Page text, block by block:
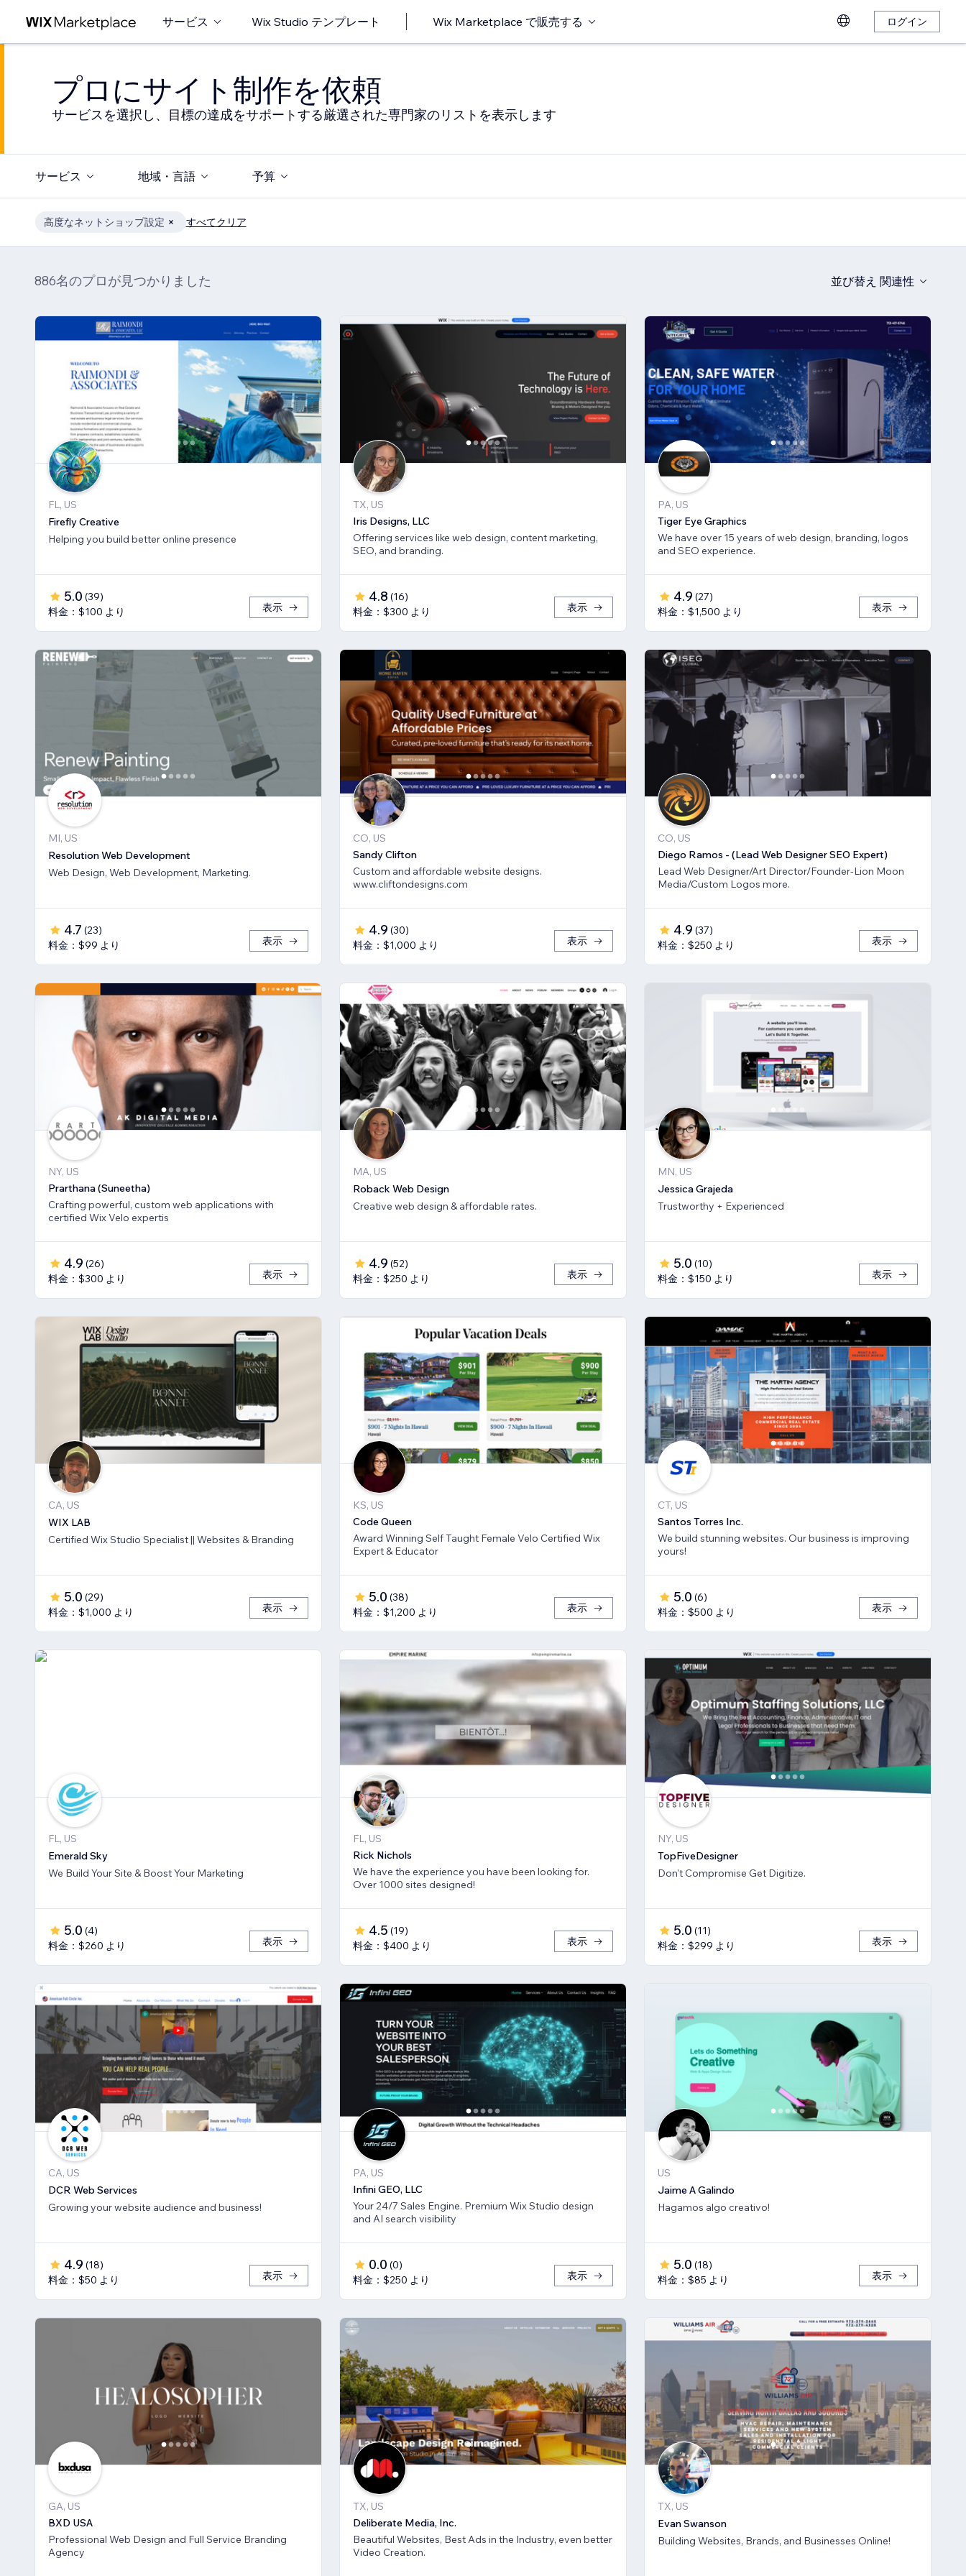
サービス Wix Studio テンプレート Wix Marketplace で販売する ログイン
プロにサイト制作を依頼
サービスを選択し、目標の達成をサポートする厳選された専門家のリストを表示します
サービス 地域・言語 予算
高度なネットショップ設定 すべてクリア
886名のプロが見つかりました 並び替え 関連性
FL, US
Firefly Creative
Helping you build better online presence
5.0 (39)
料金：$100 より
表示
TX, US
Iris Designs, LLC
Offering services like web design, content marketing,
SEO, and branding.
4.8 (16)
料金：$300 より
表示
PA, US
Tiger Eye Graphics
We have over 15 years of web design, branding, logos
and SEO experience.
4.9 (27)
料金：$1,500 より
表示
MI, US
Resolution Web Development
Web Design, Web Development, Marketing.
4.7 (23)
料金：$99 より
表示
CO, US
Sandy Clifton
Custom and affordable website designs.
www.cliftondesigns.com
4.9 (30)
料金：$1,000 より
表示
CO, US
Diego Ramos - (Lead Web Designer SEO Expert)
Lead Web Designer/Art Director/Founder-Lion Moon
Media/Custom Logos more.
4.9 (37)
料金：$250 より
表示
NY, US
Prarthana (Suneetha)
Crafting powerful, custom web applications with
certified Wix Velo expertis
4.9 (26)
料金：$300 より
表示
MA, US
Roback Web Design
Creative web design & affordable rates.
4.9 (52)
料金：$250 より
表示
MN, US
Jessica Grajeda
Trustworthy + Experienced
5.0 (10)
料金：$150 より
表示
CA, US
WIX LAB
Certified Wix Studio Specialist || Websites & Branding
5.0 (29)
料金：$1,000 より
表示
KS, US
Code Queen
Award Winning Self Taught Female Velo Certified Wix
Expert & Educator
5.0 (38)
料金：$1,200 より
表示
CT, US
Santos Torres Inc.
We build stunning websites. Our business is improving
yours!
5.0 (6)
料金：$500 より
表示
FL, US
Emerald Sky
We Build Your Site & Boost Your Marketing
5.0 (4)
料金：$260 より
表示
FL, US
Rick Nichols
We have the experience you have been looking for.
Over 1000 sites designed!
4.5 (19)
料金：$400 より
表示
NY, US
TopFiveDesigner
Don't Compromise Get Digitize.
5.0 (11)
料金：$299 より
表示
CA, US
DCR Web Services
Growing your website audience and business!
4.9 (18)
料金：$50 より
表示
PA, US
Infini GEO, LLC
Your 24/7 Sales Engine. Premium Wix Studio design
and AI search visibility
0.0 (0)
料金：$250 より
表示
US
Jaime A Galindo
Hagamos algo creativo!
5.0 (18)
料金：$85 より
表示
GA, US
BXD USA
Professional Web Design and Full Service Branding
Agency
TX, US
Deliberate Media, Inc.
Beautiful Websites, Best Ads in the Industry, even better
Video Creation.
TX, US
Evan Swanson
Building Websites, Brands, and Businesses Online!